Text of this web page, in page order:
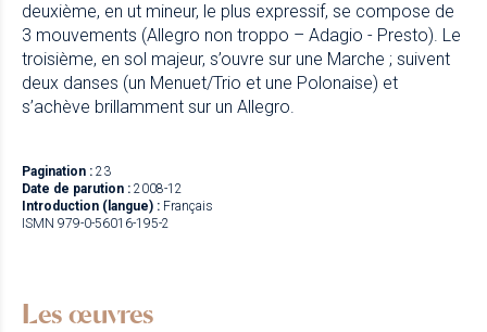
deuxième, en ut mineur, le plus expressif, se compose de
3 mouvements (Allegro non troppo – Adagio - Presto). Le
troisième, en sol majeur, s’ouvre sur une Marche ; suivent
deux danses (un Menuet/Trio et une Polonaise) et
s’achève brillamment sur un Allegro.
Pagination : 23
Date de parution : 2008-12
Introduction (langue) : Français
ISMN 979-0-56016-195-2
Les œuvres